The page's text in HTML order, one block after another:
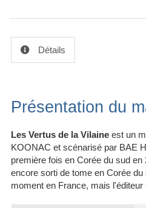
Détails
Présentation du
Les Vertus de la Vilaine est un
KOONAC et scénarisé par BAE
première fois en Corée du sud
encore sorti de tome en Corée
moment en France, mais l'éditeur